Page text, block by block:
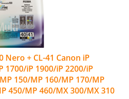
Nero + CL-41 Canon iP
1700/iP 1900/iP 2200/iP
150/MP 160/MP 170/MP
450/MP 460/MX 300/MX 310